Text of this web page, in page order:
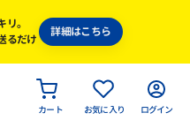
。
るだけ
詳細はこちら
カート お気に入り ログイン